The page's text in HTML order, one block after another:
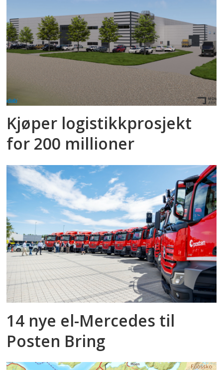
Kjøper logistikkprosjekt
for 200 millioner
14 nye el-Mercedes til
Posten Bring